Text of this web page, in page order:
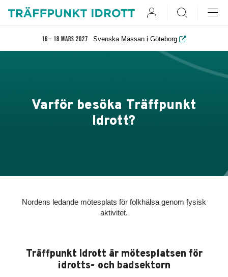
16 - 18 mars 2027 Svenska Mässan i Göteborg
User Search
Varför besöka Träffpunkt
Idrott?
Nordens ledande mötesplats för folkhälsa genom fysisk
aktivitet.
Träffpunkt Idrott är mötesplatsen för
idrotts- och badsektorn